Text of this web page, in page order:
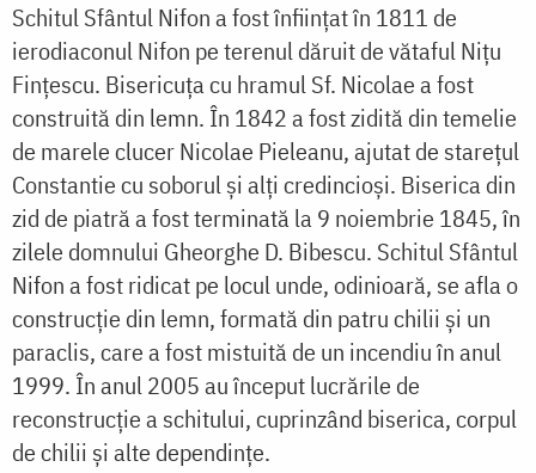
Schitul Sfântul Nifon a fost înfiinţat în 1811 de
ierodiaconul Nifon pe terenul dăruit de vătaful Niţu
Finţescu. Bisericuţa cu hramul Sf. Nicolae a fost
construită din lemn. În 1842 a fost zidită din temelie
de marele clucer Nicolae Pieleanu, ajutat de stareţul
Constantie cu soborul şi alţi credincioşi. Biserica din
zid de piatră a fost terminată la 9 noiembrie 1845, în
zilele domnului Gheorghe D. Bibescu. Schitul Sfântul
Nifon a fost ridicat pe locul unde, odinioară, se afla o
construcție din lemn, formată din patru chilii și un
paraclis, care a fost mistuită de un incendiu în anul
1999. În anul 2005 au început lucrările de
reconstrucție a schitului, cuprinzând biserica, corpul
de chilii și alte dependințe.